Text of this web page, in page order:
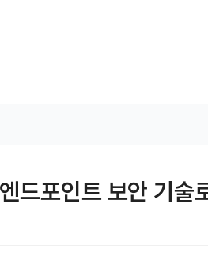
드포인트 보안 기술